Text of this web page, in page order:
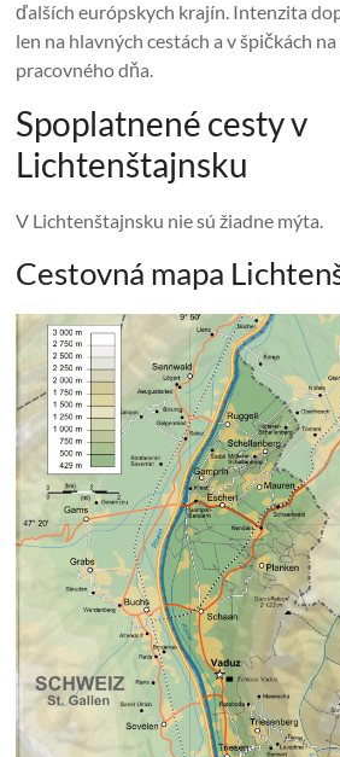
ďalších európskych krajín. Intenzita
len na hlavných cestách a v špičkách
pracovného dňa.
Spoplatnené cesty v
Lichtenštajnsku
V Lichtenštajnsku nie sú žiadne mýta.
Cestovná mapa